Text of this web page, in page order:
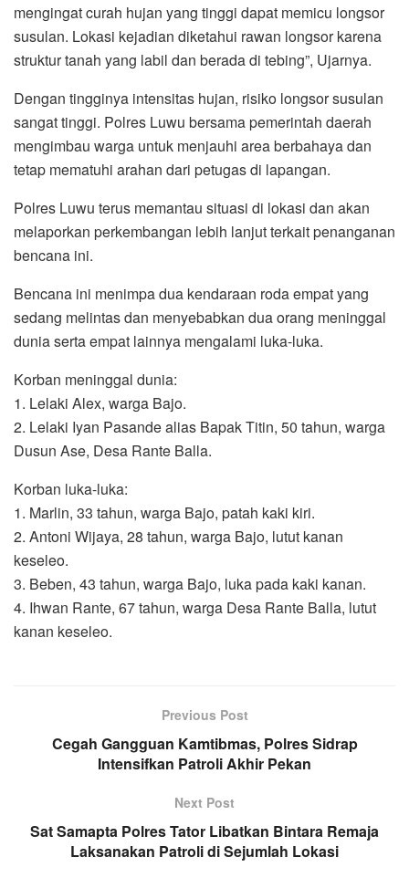
mengingat curah hujan yang tinggi dapat memicu longsor
susulan. Lokasi kejadian diketahui rawan longsor karena
struktur tanah yang labil dan berada di tebing”, Ujarnya.
Dengan tingginya intensitas hujan, risiko longsor susulan
sangat tinggi. Polres Luwu bersama pemerintah daerah
mengimbau warga untuk menjauhi area berbahaya dan
tetap mematuhi arahan dari petugas di lapangan.
Polres Luwu terus memantau situasi di lokasi dan akan
melaporkan perkembangan lebih lanjut terkait penanganan
bencana ini.
Bencana ini menimpa dua kendaraan roda empat yang
sedang melintas dan menyebabkan dua orang meninggal
dunia serta empat lainnya mengalami luka-luka.
Korban meninggal dunia:
1. Lelaki Alex, warga Bajo.
2. Lelaki Iyan Pasande alias Bapak Titin, 50 tahun, warga
Dusun Ase, Desa Rante Balla.
Korban luka-luka:
1. Marlin, 33 tahun, warga Bajo, patah kaki kiri.
2. Antoni Wijaya, 28 tahun, warga Bajo, lutut kanan
keseleo.
3. Beben, 43 tahun, warga Bajo, luka pada kaki kanan.
4. Ihwan Rante, 67 tahun, warga Desa Rante Balla, lutut
kanan keseleo.
Previous Post
Cegah Gangguan Kamtibmas, Polres Sidrap
Intensifkan Patroli Akhir Pekan
Next Post
Sat Samapta Polres Tator Libatkan Bintara Remaja
Laksanakan Patroli di Sejumlah Lokasi